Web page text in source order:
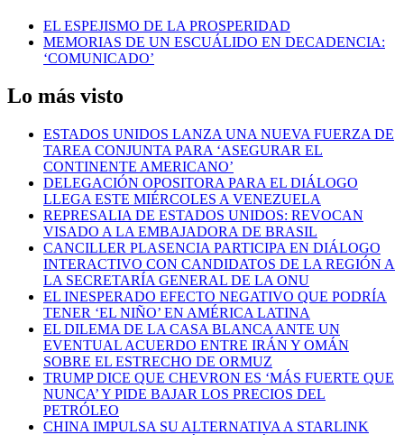
EL ESPEJISMO DE LA PROSPERIDAD
MEMORIAS DE UN ESCUÁLIDO EN DECADENCIA:
‘COMUNICADO’
Lo más visto
ESTADOS UNIDOS LANZA UNA NUEVA FUERZA DE
TAREA CONJUNTA PARA ‘ASEGURAR EL
CONTINENTE AMERICANO’
DELEGACIÓN OPOSITORA PARA EL DIÁLOGO
LLEGA ESTE MIÉRCOLES A VENEZUELA
REPRESALIA DE ESTADOS UNIDOS: REVOCAN
VISADO A LA EMBAJADORA DE BRASIL
CANCILLER PLASENCIA PARTICIPA EN DIÁLOGO
INTERACTIVO CON CANDIDATOS DE LA REGIÓN A
LA SECRETARÍA GENERAL DE LA ONU
EL INESPERADO EFECTO NEGATIVO QUE PODRÍA
TENER ‘EL NIÑO’ EN AMÉRICA LATINA
EL DILEMA DE LA CASA BLANCA ANTE UN
EVENTUAL ACUERDO ENTRE IRÁN Y OMÁN
SOBRE EL ESTRECHO DE ORMUZ
TRUMP DICE QUE CHEVRON ES ‘MÁS FUERTE QUE
NUNCA’ Y PIDE BAJAR LOS PRECIOS DEL
PETRÓLEO
CHINA IMPULSA SU ALTERNATIVA A STARLINK